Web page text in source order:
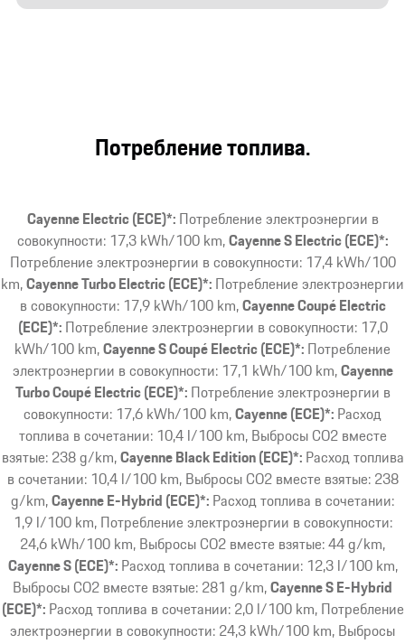
Потребление топлива.
Cayenne Electric (ECE)*: Потребление электроэнергии в
совокупности: 17,3 kWh/100 km Cayenne S Electric (ECE)*:
Потребление электроэнергии в совокупности: 17,4 kWh/100
km Cayenne Turbo Electric (ECE)*: Потребление электроэнергии
в совокупности: 17,9 kWh/100 km Cayenne Coupé Electric
(ECE)*: Потребление электроэнергии в совокупности: 17,0
kWh/100 km Cayenne S Coupé Electric (ECE)*: Потребление
электроэнергии в совокупности: 17,1 kWh/100 km Cayenne
Turbo Coupé Electric (ECE)*: Потребление электроэнергии в
совокупности: 17,6 kWh/100 km Cayenne (ECE)*: Расход
топлива в сочетании: 10,4 l/100 km, Выбросы CO2 вместе
взятые: 238 g/km Cayenne Black Edition (ECE)*: Расход топлива
в сочетании: 10,4 l/100 km, Выбросы CO2 вместе взятые: 238
g/km Cayenne E-Hybrid (ECE)*: Расход топлива в сочетании:
1,9 l/100 km, Потребление электроэнергии в совокупности:
24,6 kWh/100 km, Выбросы CO2 вместе взятые: 44 g/km
Cayenne S (ECE)*: Расход топлива в сочетании: 12,3 l/100 km,
Выбросы CO2 вместе взятые: 281 g/km Cayenne S E-Hybrid
(ECE)*: Расход топлива в сочетании: 2,0 l/100 km, Потребление
электроэнергии в совокупности: 24,3 kWh/100 km, Выбросы